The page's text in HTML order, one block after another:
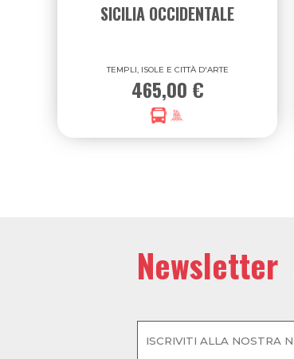
SICILIA OCCIDENTALE
TEMPLI, ISOLE E CITTÀ D'ARTE
465,00 €
Newsletter